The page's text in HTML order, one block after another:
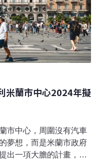
米蘭市中心2024年擬
市中心，周圍沒有汽車
夢想，而是米蘭市政府
出一項大膽的計畫，預